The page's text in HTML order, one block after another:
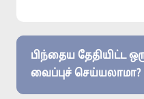
பிந்தைய தேதியிட்ட
வைப்புச் செய்யலாமா?